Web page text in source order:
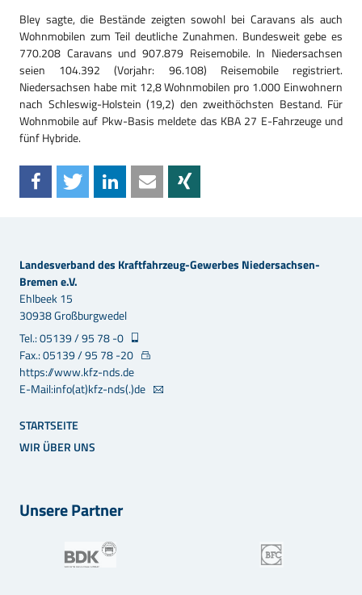
Bley sagte, die Bestände zeigten sowohl bei Caravans als auch
Wohnmobilen zum Teil deutliche Zunahmen. Bundesweit gebe es
770.208 Caravans und 907.879 Reisemobile. In Niedersachsen
seien 104.392 (Vorjahr: 96.108) Reisemobile registriert.
Niedersachsen habe mit 12,8 Wohnmobilen pro 1.000 Einwohnern
nach Schleswig-Holstein (19,2) den zweithöchsten Bestand. Für
Wohnmobile auf Pkw-Basis meldete das KBA 27 E-Fahrzeuge und
fünf Hybride.
Landesverband des Kraftfahrzeug-Gewerbes Niedersachsen-
Bremen e.V.
Ehlbeek 15
30938 Großburgwedel
Tel.: 05139 / 95 78 -0
Fax.: 05139 / 95 78 -20
https://www.kfz-nds.de
E-Mail:info(at)kfz-nds(.)de
STARTSEITE
WIR ÜBER UNS
Unsere Partner